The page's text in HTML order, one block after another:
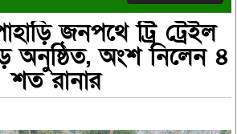
জনপথে ট্রি ট্রেইল
অনুষ্ঠিত, অংশ নিলেন ৪
শত রানার